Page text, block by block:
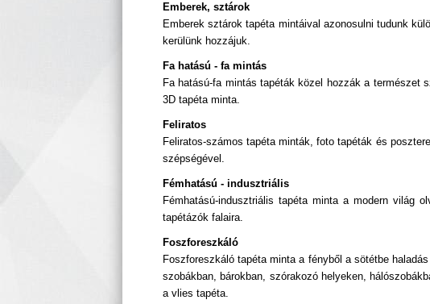
Emberek, sztárok
Emberek sztárok tapéta mintáival azonosulni tudunk
kerülünk hozzájuk.
Fa hatású - fa mintás
Fa hatású-fa mintás tapéták közel hozzák a természet
3D tapéta minta.
Feliratos
Feliratos-számos tapéta minták, foto tapéták és
szépségével.
Fémhatású - indusztriális
Fémhatású-indusztriális tapéta minta a modern világ
tapétázók falaira.
Foszforeszkáló
Foszforeszkáló tapéta minta a fényből a sötétbe
szobákban, bárokban, szórakozó helyeken,
a vlies tapéta.